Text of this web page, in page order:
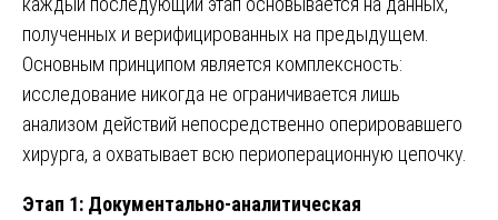
полученных и верифицированных на предыдущем.
Основным принципом является комплексность:
исследование никогда не ограничивается лишь
анализом действий непосредственно оперировавшего
хирурга, а охватывает всю периоперационную цепочку.
Этап 1: Документально-аналитическая